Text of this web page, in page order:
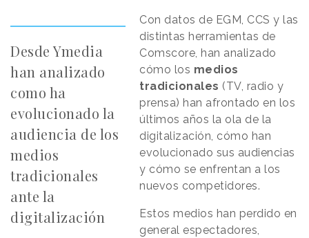
Desde Ymedia
han analizado
como ha
evolucionado la
audiencia de los
medios
tradicionales
ante la
digitalización
Con datos de EGM, CCS y las
distintas herramientas de
Comscore, han analizado
cómo los medios
tradicionales (TV, radio y
prensa) han afrontado en los
últimos años la ola de la
digitalización, cómo han
evolucionado sus audiencias
y cómo se enfrentan a los
nuevos competidores.
Estos medios han perdido en
general espectadores,